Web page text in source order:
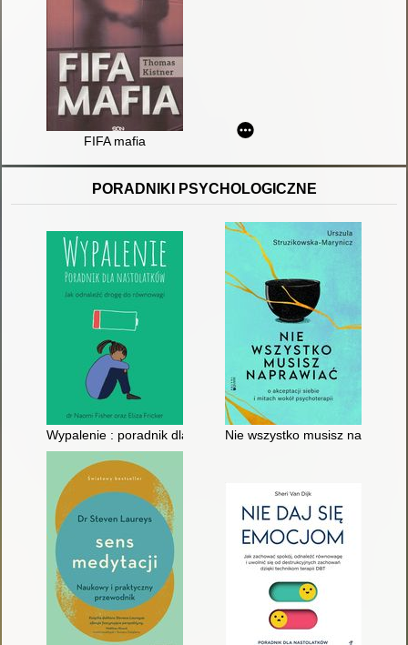
FIFA mafia
PORADNIKI PSYCHOLOGICZNE
Wypalenie : poradnik dla nastolatków : jak odnaleźć drogę do
Nie wszystko musisz